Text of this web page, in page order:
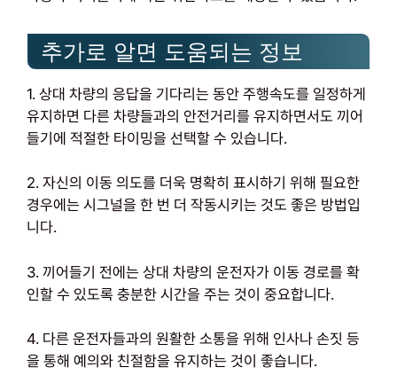
추가로 알면 도움되는 정보
1. 상대 차량의 응답을 기다리는 동안 주행속도를 일정하게
유지하면 다른 차량들과의 안전거리를 유지하면서도 끼어
들기에 적절한 타이밍을 선택할 수 있습니다.
2. 자신의 이동 의도를 더욱 명확히 표시하기 위해 필요한
경우에는 시그널을 한 번 더 작동시키는 것도 좋은 방법입
니다.
3. 끼어들기 전에는 상대 차량의 운전자가 이동 경로를 확
인할 수 있도록 충분한 시간을 주는 것이 중요합니다.
4. 다른 운전자들과의 원활한 소통을 위해 인사나 손짓 등
을 통해 예의와 친절함을 유지하는 것이 좋습니다.